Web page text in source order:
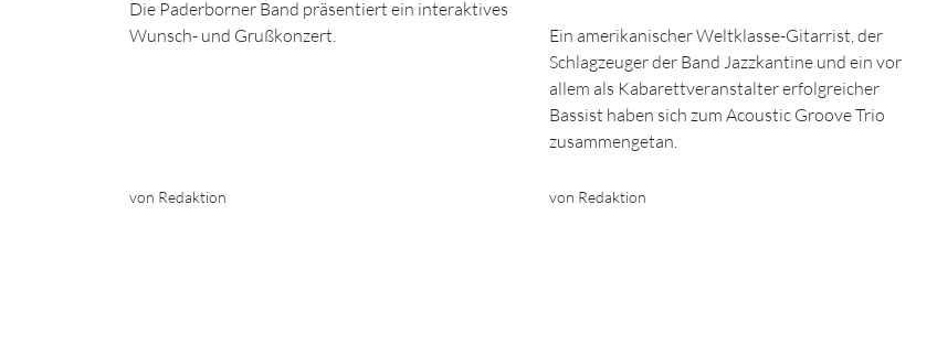
Die Paderborner Band präsentiert ein interaktives
Wunsch- und Grußkonzert.
von Redaktion
Ein amerikanischer Weltklasse-Gitarrist, der
Schlagzeuger der Band Jazzkantine und ein vor
allem als Kabarettveranstalter erfolgreicher
Bassist haben sich zum Acoustic Groove Trio
zusammengetan.
von Redaktion